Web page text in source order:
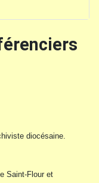
diocésaine.
Saint-Flour et